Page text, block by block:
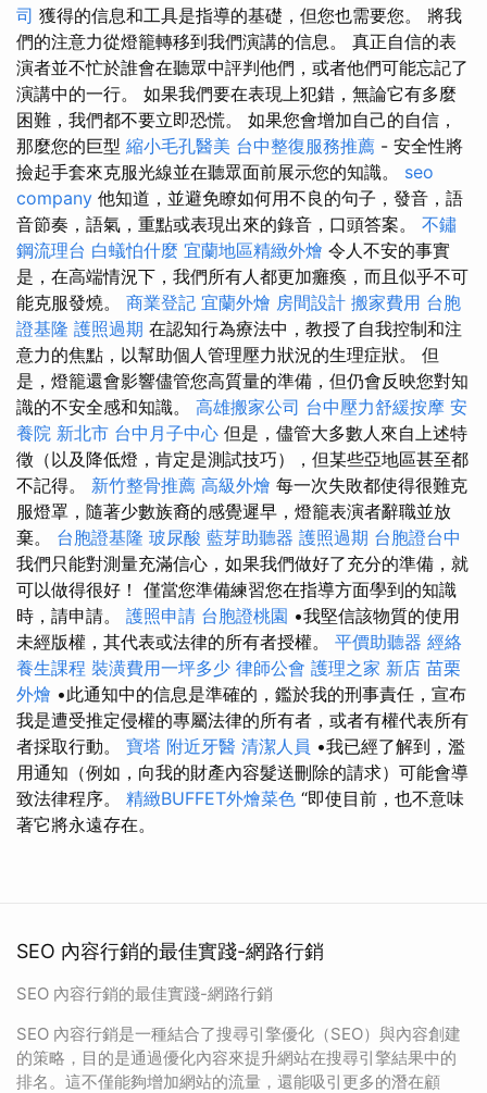
司 獲得的信息和工具是指導的基礎，但您也需要您。 將我
們的注意力從燈籠轉移到我們演講的信息。 真正自信的表
演者並不忙於誰會在聽眾中評判他們，或者他們可能忘記了
演講中的一行。 如果我們要在表現上犯錯，無論它有多麼
困難，我們都不要立即恐慌。 如果您會增加自己的自信，
那麼您的巨型 縮小毛孔醫美 台中整復服務推薦 - 安全性將
撿起手套來克服光線並在聽眾面前展示您的知識。 seo
company 他知道，並避免瞭如何用不良的句子，發音，語
音節奏，語氣，重點或表現出來的錄音，口頭答案。 不鏽
鋼流理台 白蟻怕什麼 宜蘭地區精緻外燴 令人不安的事實
是，在高端情況下，我們所有人都更加癱瘓，而且似乎不可
能克服發燒。 商業登記 宜蘭外燴 房間設計 搬家費用 台胞
證基隆 護照過期 在認知行為療法中，教授了自我控制和注
意力的焦點，以幫助個人管理壓力狀況的生理症狀。 但
是，燈籠還會影響儘管您高質量的準備，但仍會反映您對知
識的不安全感和知識。 高雄搬家公司 台中壓力舒緩按摩 安
養院 新北市 台中月子中心 但是，儘管大多數人來自上述特
徵（以及降低燈，肯定是測試技巧），但某些亞地區甚至都
不記得。 新竹整骨推薦 高級外燴 每一次失敗都使得很難克
服燈罩，隨著少數族裔的感覺遲早，燈籠表演者辭職並放
棄。 台胞證基隆 玻尿酸 藍芽助聽器 護照過期 台胞證台中
我們只能對測量充滿信心，如果我們做好了充分的準備，就
可以做得很好！ 僅當您準備練習您在指導方面學到的知識
時，請申請。 護照申請 台胞證桃園 •我堅信該物質的使用
未經版權，其代表或法律的所有者授權。 平價助聽器 經絡
養生課程 裝潢費用一坪多少 律師公會 護理之家 新店 苗栗
外燴 •此通知中的信息是準確的，鑑於我的刑事責任，宣布
我是遭受推定侵權的專屬法律的所有者，或者有權代表所有
者採取行動。 寶塔 附近牙醫 清潔人員 •我已經了解到，濫
用通知（例如，向我的財產內容髮送刪除的請求）可能會導
致法律程序。 精緻BUFFET外燴菜色 “即使目前，也不意味
著它將永遠存在。
SEO 內容行銷的最佳實踐-網路行銷
SEO 內容行銷的最佳實踐-網路行銷
SEO 內容行銷是一種結合了搜尋引擎優化（SEO）與內容創建
的策略，目的是通過優化內容來提升網站在搜尋引擎結果中的
排名。這不僅能夠增加網站的流量，還能吸引更多的潛在顧